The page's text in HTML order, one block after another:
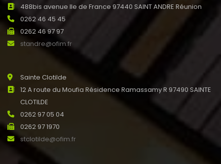
488bis avenue Ile de France 97440 SAINT ANDRE Réunion
0262 46 45 45
0262 46 97 97
standre@ofim.fr
Sainte Clotilde
12 A route du Moufia Résidence Ramassamy R 97490 SAINTE
CLOTILDE
0262 97 05 04
0262 97 1970
stclotilde@ofim.fr